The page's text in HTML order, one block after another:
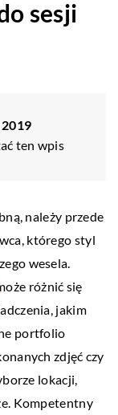
sesji
ten wpis
należy przede
którego styl
wesela.
różnić się
jakim
portfolio
zdjęć czy
lokacji,
Kompetentny